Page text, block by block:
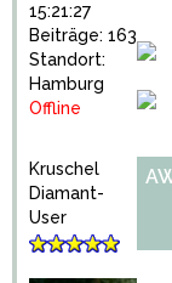
15:21:27
Beiträge: 163
Standort:
Hamburg
Offline
Kruschel
Diamant-
User